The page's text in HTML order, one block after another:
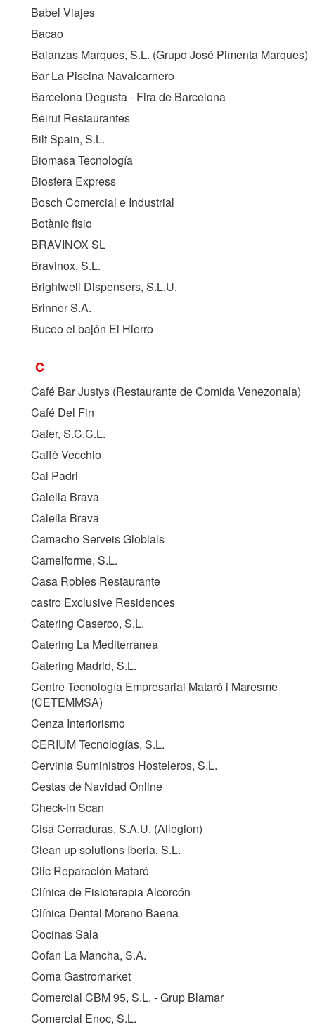
Babel Viajes
Bacao
Balanzas Marques, S.L. (Grupo José Pimenta Marques)
Bar La Piscina Navalcarnero
Barcelona Degusta - Fira de Barcelona
Beirut Restaurantes
Bilt Spain, S.L.
Biomasa Tecnología
Biosfera Express
Bosch Comercial e Industrial
Botànic fisio
BRAVINOX SL
Bravinox, S.L.
Brightwell Dispensers, S.L.U.
Brinner S.A.
Buceo el bajón El Hierro
C
Café Bar Justys (Restaurante de Comida Venezonala)
Café Del Fin
Cafer, S.C.C.L.
Caffè Vecchio
Cal Padri
Calella Brava
Calella Brava
Camacho Serveis Globlals
Camelforme, S.L.
Casa Robles Restaurante
castro Exclusive Residences
Catering Caserco, S.L.
Catering La Mediterranea
Catering Madrid, S.L.
Centre Tecnología Empresarial Mataró i Maresme
(CETEMMSA)
Cenza Interiorismo
CERIUM Tecnologías, S.L.
Cervinia Suministros Hosteleros, S.L.
Cestas de Navidad Online
Check-in Scan
Cisa Cerraduras, S.A.U. (Allegion)
Clean up solutions Iberia, S.L.
Clic Reparación Mataró
Clínica de Fisioterapia Alcorcón
Clínica Dental Moreno Baena
Cocinas Sala
Cofan La Mancha, S.A.
Coma Gastromarket
Comercial CBM 95, S.L. - Grup Blamar
Comercial Enoc, S.L.